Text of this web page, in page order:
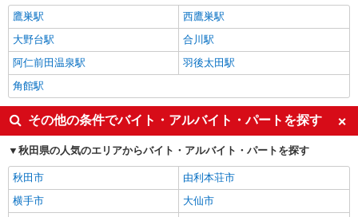
鷹巣駅
西鷹巣駅
大野台駅
合川駅
阿仁前田温泉駅
羽後太田駅
角館駅
その他の条件でバイト・アルバイト・パートを探す
秋田県の人気のエリアからバイト・アルバイト・パートを探す
秋田市
由利本荘市
横手市
大仙市